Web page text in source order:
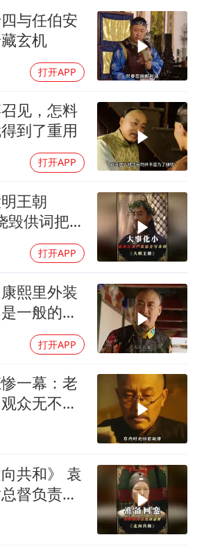
浙江台州《告全体市民书》
香港宏福苑火灾或由烟头引起
西贝创始人贾国龙押注鲜羊赛道
人民的健康、体质、幸福一脉相承
与任伯安
玄机
打开APP
见，怎料
到了重用
打开APP
王朝
毁供词把浙
打开APP
熙里外装
一般的高
打开APP
一幕：老
众无不泪
共和》 袁
督负责接